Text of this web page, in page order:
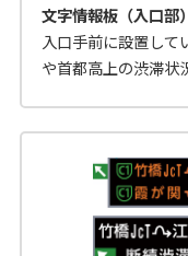
文字情報板（入口部）
入口手前に設置して
や首都高上の渋滞状